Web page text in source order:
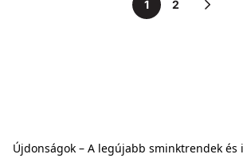
1 2
Újdonságok – A legújabb sminktrendek